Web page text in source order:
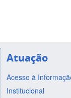
Atuação
Acesso à
Institucional